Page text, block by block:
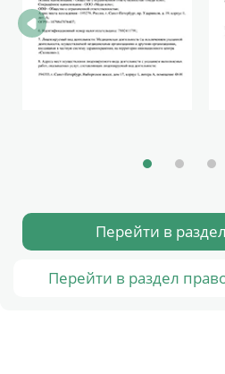
Перейти в
Перейти в раздел